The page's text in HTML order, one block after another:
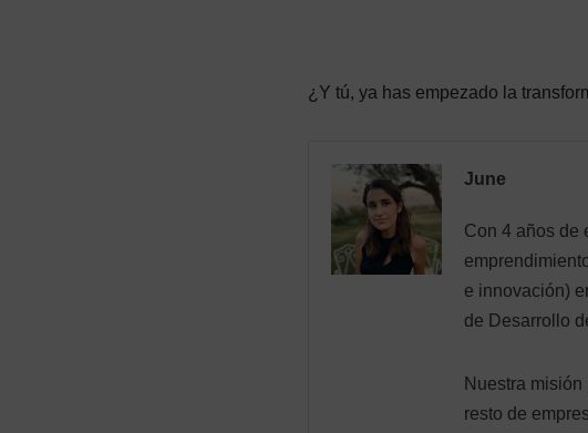
¿Y tú, ya has empezado la
June
Con 4 años de
e innovación)
de Desarrollo
Nuestra
resto de